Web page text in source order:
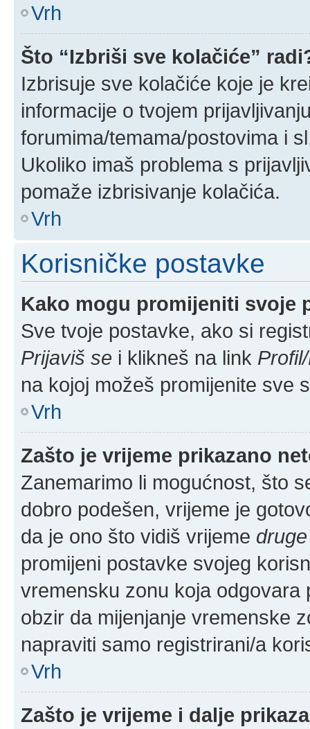
Vrh
Što “Izbriši sve kolačiće”
Izbrisuje sve kolačiće koje je
informacije o tvojem
forumima/temama/postovima i
Ukoliko imaš problema s
pomaže izbrisivanje kolačića.
Vrh
Korisničke postavke
Kako mogu promijeniti svoje
Sve tvoje postavke, ako si
Prijaviš se i klikneš na link
na kojoj možeš promijenite sve
Vrh
Zašto je vrijeme prikazano
Zanemarimo li mogućnost, što
dobro podešen, vrijeme je
da je ono što vidiš vrijeme
promijeni postavke svojeg
vremensku zonu koja
obzir da mijenjanje vremenske
napraviti samo registrirani/a
Vrh
Zašto je vrijeme i dalje